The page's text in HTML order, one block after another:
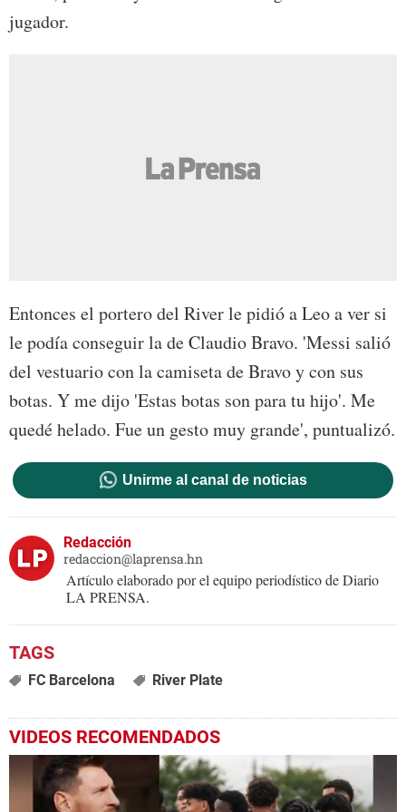
jugador.
Entonces el portero del River le pidió a Leo a ver si
le podía conseguir la de Claudio Bravo. 'Messi salió
del vestuario con la camiseta de Bravo y con sus
botas. Y me dijo 'Estas botas son para tu hijo'. Me
quedé helado. Fue un gesto muy grande', puntualizó.
Unirme al canal de noticias
Redacción
redaccion@laprensa.hn
Artículo elaborado por el equipo periodístico de Diario
LA PRENSA.
FC Barcelona River Plate
VIDEOS RECOMENDADOS